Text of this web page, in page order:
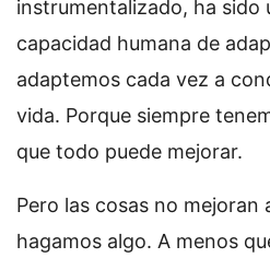
instrumentalizado, ha sido
capacidad humana de
adaptemos cada vez a
vida. Porque siempre
que todo puede mejorar.
Pero las cosas no mejoran
hagamos algo. A menos